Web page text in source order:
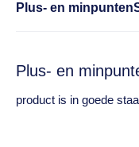
Plus- en minpunten
Plus- en
product is in goede